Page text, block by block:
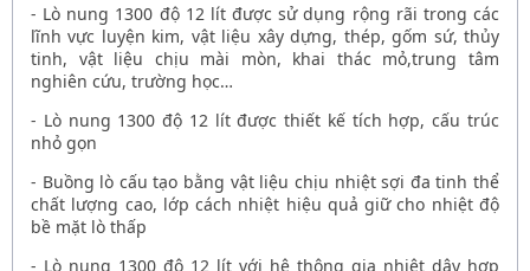
- Lò nung 1300 độ 12 lítđược sử dụng rộng rãi trong các
lĩnh vực luyện kim, vật liệu xây dựng, thép, gốm sứ, thủy
tinh, vật liệu chịu mài mòn, khai thác mỏ,trung tâm
nghiên cứu, trường học…
- Lò nung 1300 độ 12 lítđược thiết kế tích hợp, cấu trúc
nhỏ gọn
- Buồng lò cấu tạo bằng vật liệu chịu nhiệt sợi đa tinh thể
chất lượng cao, lớp cách nhiệt hiệu quả giữ cho nhiệt độ
bề mặt lò thấp
- Lò nung 1300 độ 12 lít với hệ thông gia nhiệt dây hợp